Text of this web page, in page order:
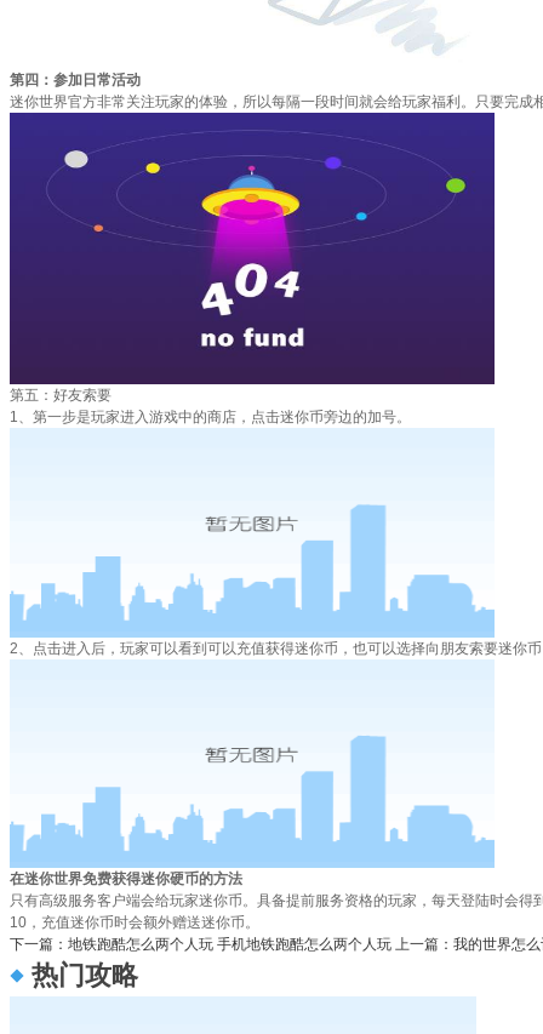
第四：参加日常活动
迷你世界官方非常关注玩家的体验，所以每隔一段时间就会给玩家福利。只要完成
第五：好友索要
1、第一步是玩家进入游戏中的商店，点击迷你币旁边的加号。
2、点击进入后，玩家可以看到可以充值获得迷你币，也可以选择向朋友索要迷你
在迷你世界免费获得迷你硬币的方法
只有高级服务客户端会给玩家迷你币。具备提前服务资格的玩家，每天登陆时会
10，充值迷你币时会额外赠送迷你币。
下一篇：地铁跑酷怎么两个人玩 手机地铁跑酷怎么两个人玩 上一篇：我的世界怎
热门攻略